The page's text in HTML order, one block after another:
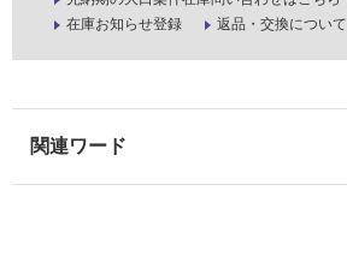
在庫お知らせ登録
返品・交換について